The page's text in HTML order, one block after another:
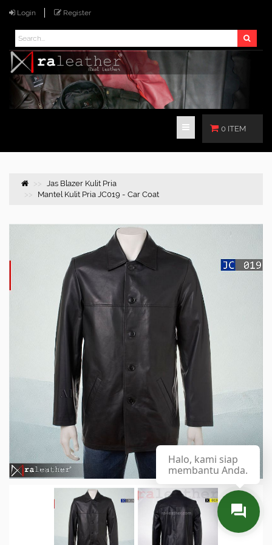
Login Register
0 ITEM
Jas Blazer Kulit Pria
Mantel Kulit Pria JC019 - Car Coat
Halo, kami siap
membantu Anda.